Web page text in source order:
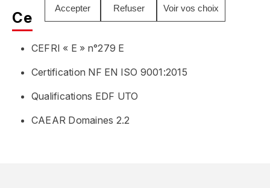
Accepter Refuser Voir vos choix
Certifications
CEFRI « E » n°279 E
Certification NF EN ISO 9001:2015
Qualifications EDF UTO
CAEAR Domaines 2.2